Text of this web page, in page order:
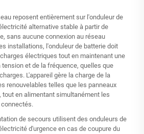
reposent entièrement sur l'onduleur de
alternative stable à partir de
sans aucune connexion au réseau
installations, l'onduleur de batterie doit
électriques tout en maintenant une
tension et de la fréquence, quelles que
L'appareil gère la charge de la
renouvelables telles que les panneaux
tout en alimentant simultanément les
de secours utilisent des onduleurs de
d'urgence en cas de coupure du